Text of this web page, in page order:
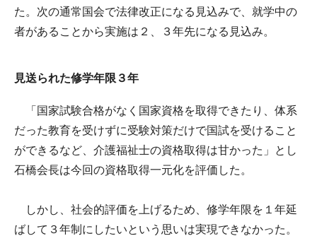
た。次の通常国会で法律改正になる見込みで、就学中の
者があることから実施は２、３年先になる見込み。
見送られた修学年限３年
「国家試験合格がなく国家資格を取得できたり、体系
だった教育を受けずに受験対策だけで国試を受けること
ができるなど、介護福祉士の資格取得は甘かった」とし
石橋会長は今回の資格取得一元化を評価した。
しかし、社会的評価を上げるため、修学年限を１年延
ばして３年制にしたいという思いは実現できなかった。